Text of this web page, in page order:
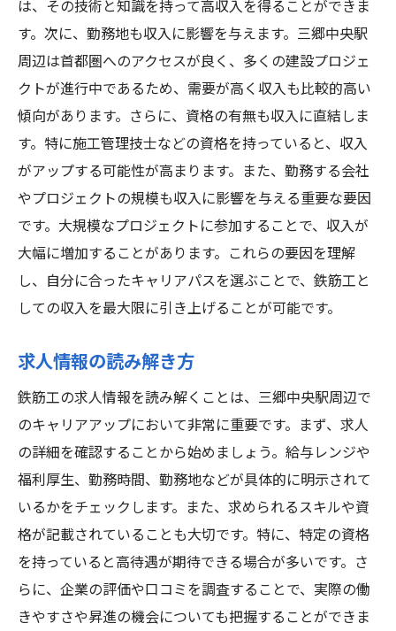
は、その技術と知識を持って高収入を得ることができま
す。次に、勤務地も収入に影響を与えます。三郷中央駅
周辺は首都圏へのアクセスが良く、多くの建設プロジェ
クトが進行中であるため、需要が高く収入も比較的高い
傾向があります。さらに、資格の有無も収入に直結しま
す。特に施工管理技士などの資格を持っていると、収入
がアップする可能性が高まります。また、勤務する会社
やプロジェクトの規模も収入に影響を与える重要な要因
です。大規模なプロジェクトに参加することで、収入が
大幅に増加することがあります。これらの要因を理解
し、自分に合ったキャリアパスを選ぶことで、鉄筋工と
しての収入を最大限に引き上げることが可能です。
求人情報の読み解き方
鉄筋工の求人情報を読み解くことは、三郷中央駅周辺で
のキャリアアップにおいて非常に重要です。まず、求人
の詳細を確認することから始めましょう。給与レンジや
福利厚生、勤務時間、勤務地などが具体的に明示されて
いるかをチェックします。また、求められるスキルや資
格が記載されていることも大切です。特に、特定の資格
を持っていると高待遇が期待できる場合が多いです。さ
らに、企業の評価や口コミを調査することで、実際の働
きやすさや昇進の機会についても把握することができま